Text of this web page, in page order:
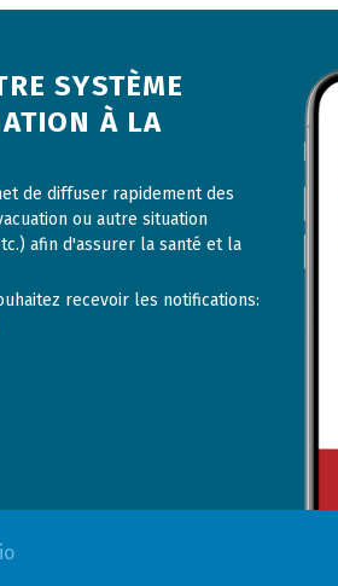
SYSTÈME
À LA
de diffuser rapidement des
ou autre situation
afin d'assurer la santé et la
recevoir les notifications: